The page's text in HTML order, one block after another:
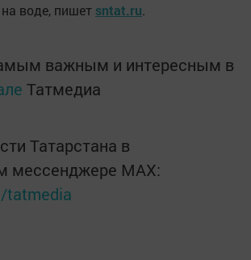
воде, пишетsntat.ru.
важным и интересным в
Татмедиа
Татарстана в
мессенджере MАХ:
tatmedia